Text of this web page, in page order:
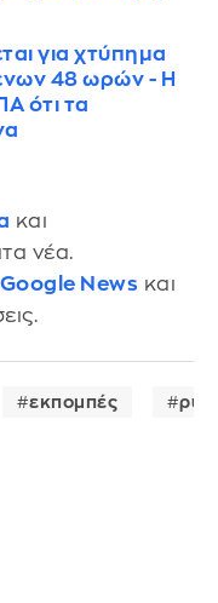
για χτύπημα
48 ωρών - Η
ότι τα
και
νέα.
News και
εκπομπές